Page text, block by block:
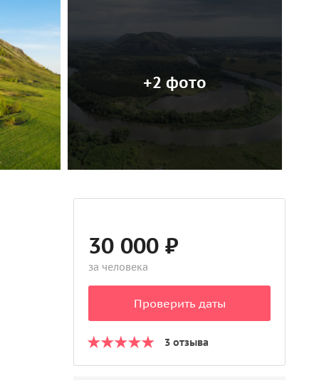
+2 фото
30 000 ₽
за человека
Проверить даты
3 отзыва